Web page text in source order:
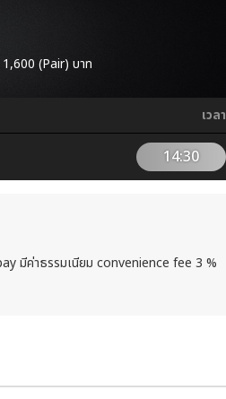
(Pair) บาท
เวลา
14:30
มีค่าธรรมเนียม convenience fee 3 %